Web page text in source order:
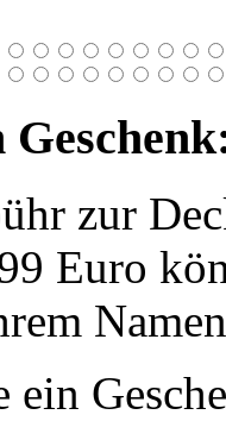
zur
Euro
ein